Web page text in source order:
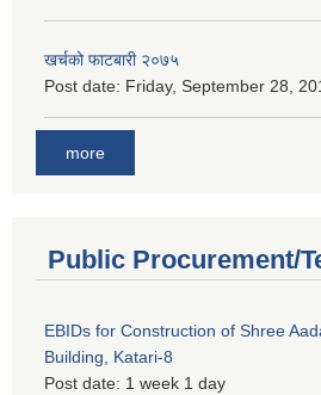
खर्चको फाटबारी २०७५
Post date: Friday, September 28,
more
Public Procurement/
EBIDs for Construction of Shree
Building, Katari-8
Post date: 1 week 1 day